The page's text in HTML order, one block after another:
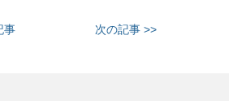
事 次の記事 >>